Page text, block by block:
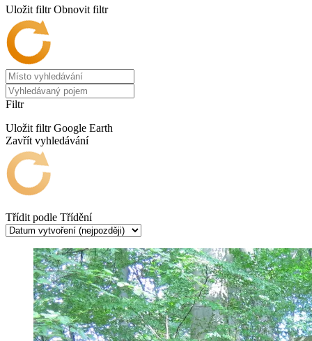
Uložit filtr Obnovit filtr
Filtr
Uložit filtr Google Earth
Zavřít vyhledávání
Třídit podle Třídění